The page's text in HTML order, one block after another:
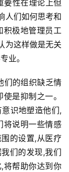
性在理论上但
人们如何思考和
积极地管理员工
为这样做是无关
业。
们的组织缺乏情
是抑制之一。
识地塑造他们,
将说明一些情感
的设置,从医疗
们的发现,我们
将帮助你达到你